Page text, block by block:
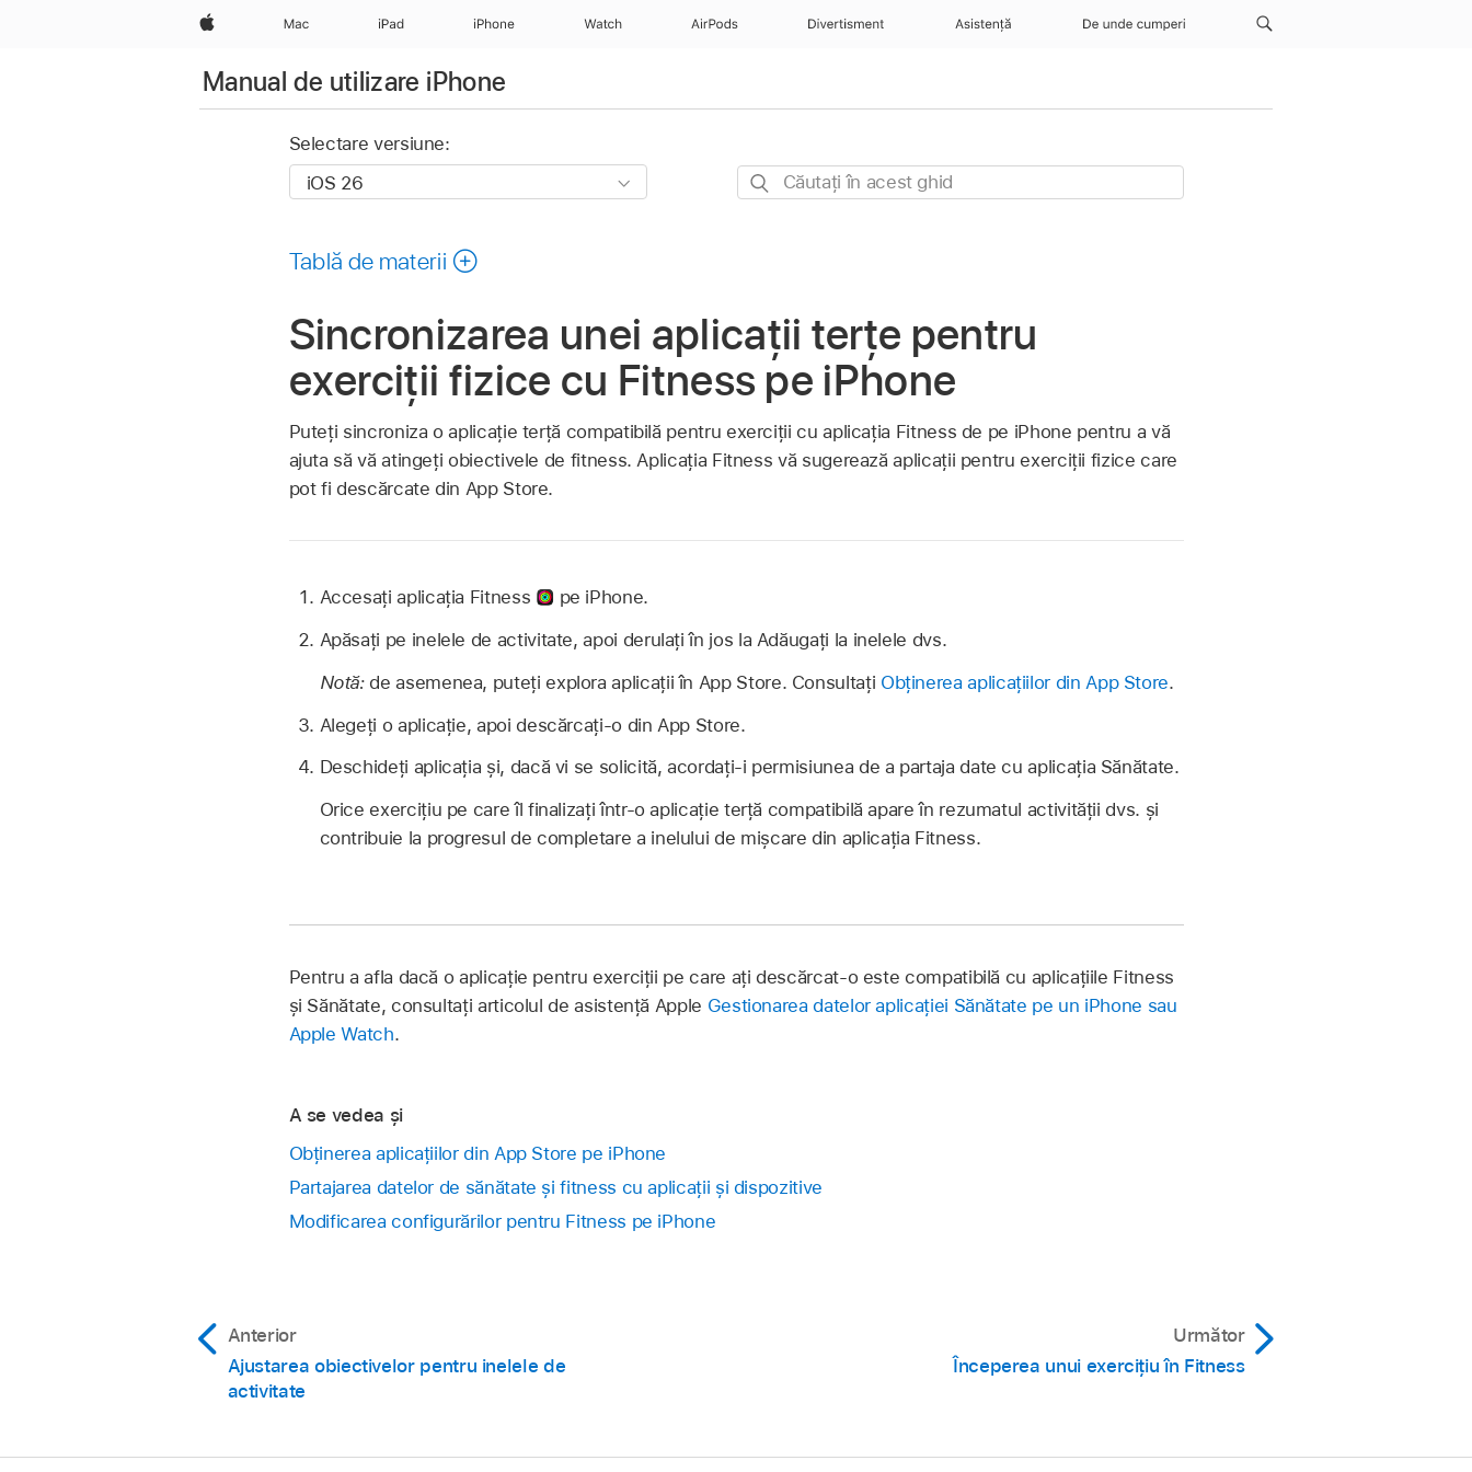
Apple Mac iPad iPhone Watch AirPods Divertisment Asistență De unde cumperi
Manual de utilizare iPhone
Selectare versiune:
Căutați
Tablă de materii
Sincronizarea unei aplicații terțe pentru
exerciții fizice cu Fitness pe iPhone
Puteți sincroniza o aplicație terță compatibilă pentru exerciții cu aplicația Fitness de pe iPhone pentru a vă
ajuta să vă atingeți obiectivele de fitness. Aplicația Fitness vă sugerează aplicații pentru exerciții fizice care
pot fi descărcate din App Store.
Accesați aplicația Fitness
pe iPhone.
Apăsați pe inelele de activitate, apoi derulați în jos la Adăugați la inelele dvs.
Notă: de asemenea, puteți explora aplicații în App Store. Consultați Obținerea aplicațiilor din App Store.
Alegeți o aplicație, apoi descărcați‑o din App Store.
Deschideți aplicația și, dacă vi se solicită, acordați‑i permisiunea de a partaja date cu aplicația Sănătate.
Orice exercițiu pe care îl finalizați într‑o aplicație terță compatibilă apare în rezumatul activității dvs. și
contribuie la progresul de completare a inelului de mișcare din aplicația Fitness.
Pentru a afla dacă o aplicație pentru exerciții pe care ați descărcat-o este compatibilă cu aplicațiile Fitness
și Sănătate, consultați articolul de asistență Apple Gestionarea datelor aplicației Sănătate pe un iPhone sau
Apple Watch.
A se vedea și
Obținerea aplicațiilor din App Store pe iPhone
Partajarea datelor de sănătate și fitness cu aplicații și dispozitive
Modificarea configurărilor pentru Fitness pe iPhone
Anterior
Ajustarea obiectivelor pentru inelele de
activitate
Următor
Începerea unui exercițiu în Fitness